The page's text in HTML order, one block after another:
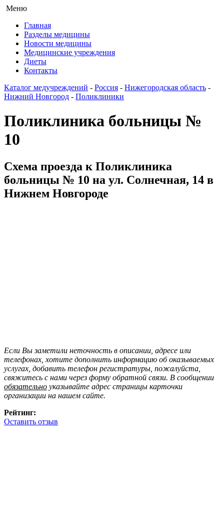
Меню
Главная
Разделы медицины
Новости медицины
Медицинские учреждения
Диеты
Контакты
Каталог медучреждений - Россия - Нижегородская область -
Нижний Новгород - Поликлиники
Поликлиника больницы №
10
Схема проезда к Поликлиника
больницы № 10 на ул. Солнечная, 14 в
Нижнем Новгороде
Если Вы заметили неточность в описании, адресе или
телефонах, хотите дополнить информацию об оказываемых
услугах, добавить телефон регистратуры, пожалуйста,
свяжитесь с нами через форму обратной связи. В сообщении
обязательно указывайте адрес страницы карточки
организации на нашем сайте.
Рейтинг:
Оставить отзыв